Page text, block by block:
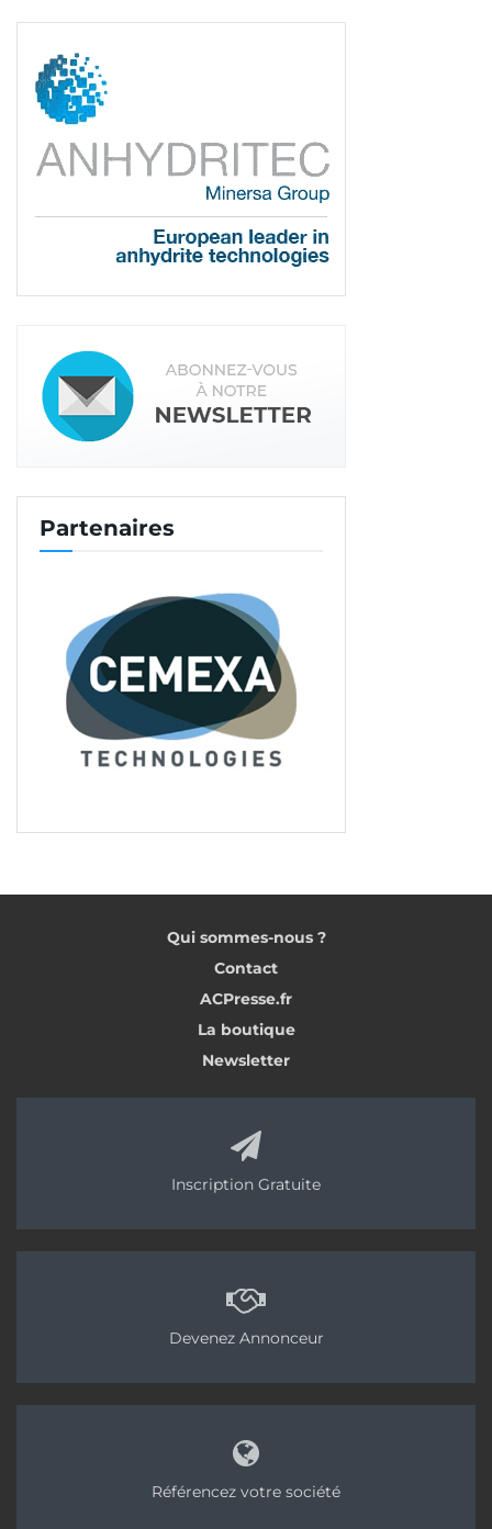
Partenaires
Qui sommes-nous ?
Contact
ACPresse.fr
La boutique
Newsletter
Inscription Gratuite
Devenez Annonceur
Référencez votre société